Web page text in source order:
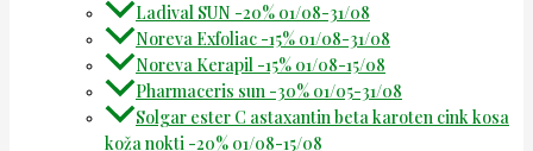
Ladival SUN -20% 01/08-31/08
Noreva Exfoliac -15% 01/08-31/08
Noreva Kerapil -15% 01/08-15/08
Pharmaceris sun -30% 01/05-31/08
Solgar ester C astaxantin beta karoten cink kosa
koža nokti -20% 01/08-15/08